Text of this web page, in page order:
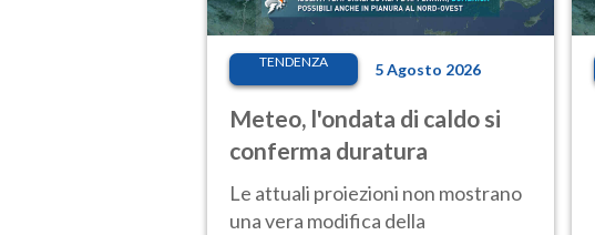
TENDENZA 5 Agosto 2026
Meteo, l'ondata di caldo si
conferma duratura
Le attuali proiezioni non mostrano
una vera modifica della